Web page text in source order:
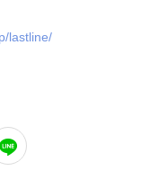
lastline/